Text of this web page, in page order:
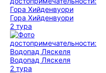
Гора Хийденвуори
2 тура
Водопад Ляскеля
2 тура